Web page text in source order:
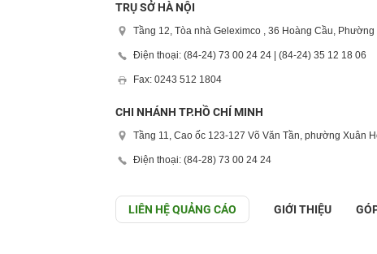
TRỤ SỞ HÀ NỘI
Tầng 12, Tòa nhà Geleximco , 36 Hoàng Cầu,
Điện thoại: (84-24) 73 00 24 24 | (84-24) 35 12 18 06
Fax: 0243 512 1804
CHI NHÁNH TP.HỒ CHÍ MINH
Tầng 11, Cao ốc 123-127 Võ Văn Tần, phường Xuân
Điện thoại: (84-28) 73 00 24 24
LIÊN HỆ QUẢNG CÁO GIỚI THIỆU